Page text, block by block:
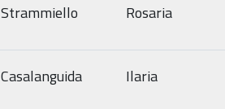
Strammiello Rosaria
Casalanguida Ilaria